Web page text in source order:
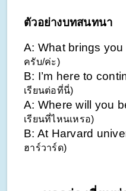
ตัวอย่างบทสนทนา
A: What brings you
ครับ/ค่ะ)
B: I’m here to
เรียนต่อที่นี่)
A: Where will you
เรียนที่ไหนเหรอ)
B: At Harvard
ฮาร์วาร์ด)